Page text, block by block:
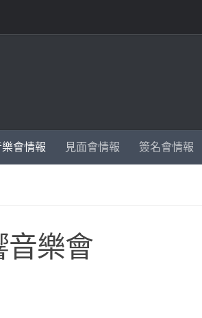
樂會情報 見面會情報 簽名會情報
音樂會